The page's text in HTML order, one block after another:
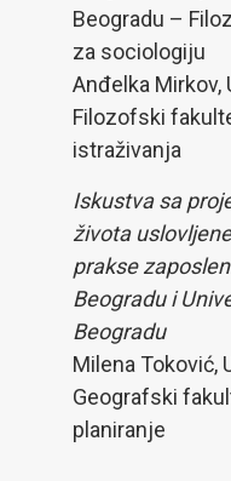
Beogradu –
za sociologiju
Anđelka Mirkov,
Filozofski
istraživanja
Iskustva sa
života
prakse
Beogradu i
Beogradu
Milena Toković,
Geografski
planiranje